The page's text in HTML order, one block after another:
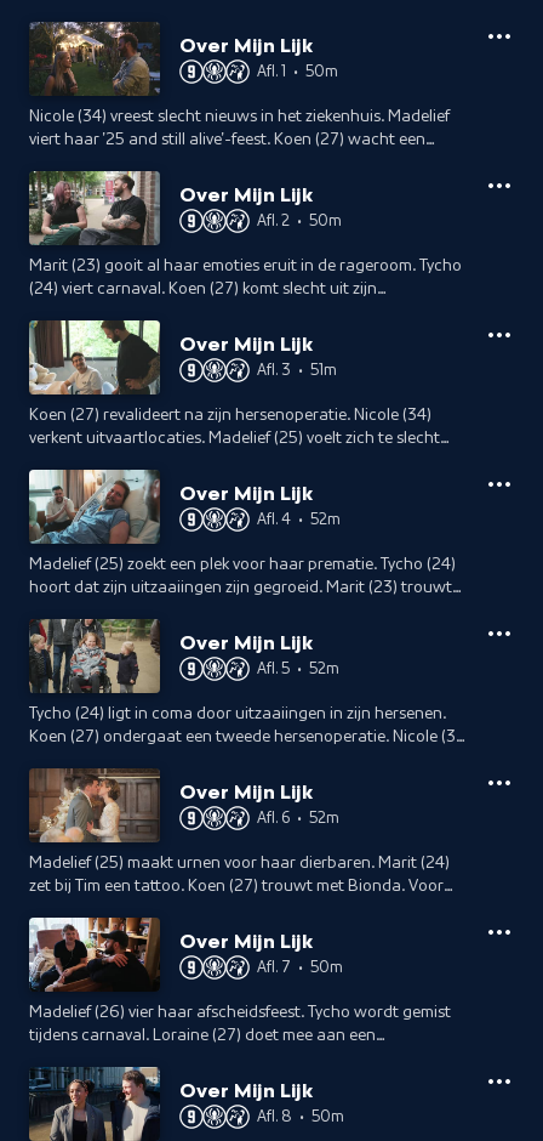
Over Mijn Lijk
Afl. 1 • 50m
Nicole (34) vreest slecht nieuws in het ziekenhuis. Madelief
viert haar '25 and still alive'-feest. Koen (27) wacht een
kaal voor chemo.
Over Mijn Lijk
Afl. 2 • 50m
Marit (23) gooit al haar emoties eruit in de rageroom. Tycho
(24) viert carnaval. Koen (27) komt slecht uit zijn
sportschool.
Over Mijn Lijk
Afl. 3 • 51m
Koen (27) revalideert na zijn hersenoperatie. Nicole (34)
verkent uitvaartlocaties. Madelief (25) voelt zich te slecht
Over Mijn Lijk
Afl. 4 • 52m
Madelief (25) zoekt een plek voor haar prematie. Tycho (24)
hoort dat zijn uitzaaiingen zijn gegroeid. Marit (23) trouwt
haar grafkist.
Over Mijn Lijk
Afl. 5 • 52m
Tycho (24) ligt in coma door uitzaaiingen in zijn hersenen.
Koen (27) ondergaat een tweede hersenoperatie. Nicole (34)
een urn uit.
Over Mijn Lijk
Afl. 6 • 52m
Madelief (25) maakt urnen voor haar dierbaren. Marit (24)
zet bij Tim een tattoo. Koen (27) trouwt met Bionda. Voor
Over Mijn Lijk
Afl. 7 • 50m
Madelief (26) vier haar afscheidsfeest. Tycho wordt gemist
tijdens carnaval. Loraine (27) doet mee aan een
Over Mijn Lijk
Afl. 8 • 50m